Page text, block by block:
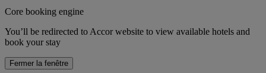
Core booking engine
You’ll be redirected to Accor website to view available hotels and
book your stay
Fermer la fenêtre